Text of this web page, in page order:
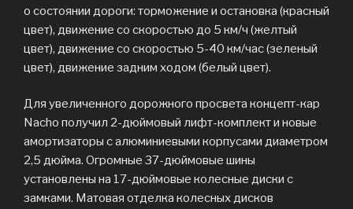
о состоянии дороги: торможение и остановка (красный
цвет), движение со скоростью до 5 км/ч (желтый
цвет), движение со скоростью 5-40 км/час (зеленый
цвет), движение задним ходом (белый цвет).
Для увеличенного дорожного просвета концепт-кар
Nacho получил 2-дюймовый лифт-комплект и новые
амортизаторы с алюминиевыми корпусами диаметром
2,5 дюйма. Огромные 37-дюймовые шины
установлены на 17-дюймовые колесные диски с
замками. Матовая отделка колесных дисков